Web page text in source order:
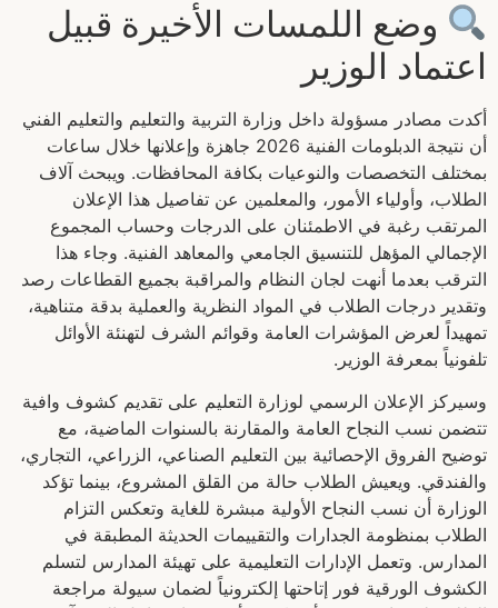
وضع اللمسات الأخيرة قبيل
اعتماد الوزير
أكدت مصادر مسؤولة داخل وزارة التربية والتعليم والتعليم الفني
أن نتيجة الدبلومات الفنية 2026 جاهزة وإعلانها خلال ساعات
بمختلف التخصصات والنوعيات بكافة المحافظات. ويبحث آلاف
الطلاب، وأولياء الأمور، والمعلمين عن تفاصيل هذا الإعلان
المرتقب رغبة في الاطمئنان على الدرجات وحساب المجموع
الإجمالي المؤهل للتنسيق الجامعي والمعاهد الفنية. وجاء هذا
الترقب بعدما أنهت لجان النظام والمراقبة بجميع القطاعات رصد
وتقدير درجات الطلاب في المواد النظرية والعملية بدقة متناهية،
تمهيداً لعرض المؤشرات العامة وقوائم الشرف لتهنئة الأوائل
تلفونياً بمعرفة الوزير.
وسيركز الإعلان الرسمي لوزارة التعليم على تقديم كشوف وافية
تتضمن نسب النجاح العامة والمقارنة بالسنوات الماضية، مع
توضيح الفروق الإحصائية بين التعليم الصناعي، الزراعي، التجاري،
والفندقي. ويعيش الطلاب حالة من القلق المشروع، بينما تؤكد
الوزارة أن نسب النجاح الأولية مبشرة للغاية وتعكس التزام
الطلاب بمنظومة الجدارات والتقييمات الحديثة المطبقة في
المدارس. وتعمل الإدارات التعليمية على تهيئة المدارس لتسلم
الكشوف الورقية فور إتاحتها إلكترونياً لضمان سيولة مراجعة